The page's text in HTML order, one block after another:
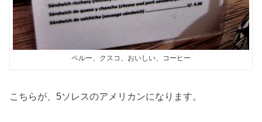
ペルー、クスコ、おいしい、コーヒー
こちらが、5ソレスのアメリカンになります。